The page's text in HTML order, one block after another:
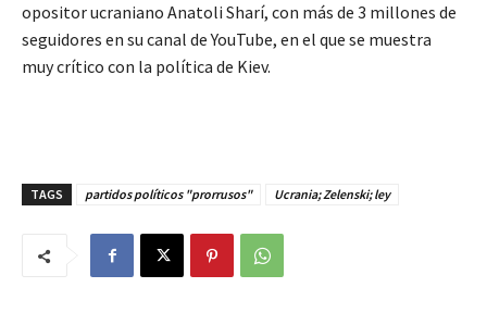
opositor ucraniano Anatoli Sharí, con más de 3 millones de
seguidores en su canal de YouTube, en el que se muestra
muy crítico con la política de Kiev.
TAGS partidos políticos "prorrusos" Ucrania; Zelenski; ley